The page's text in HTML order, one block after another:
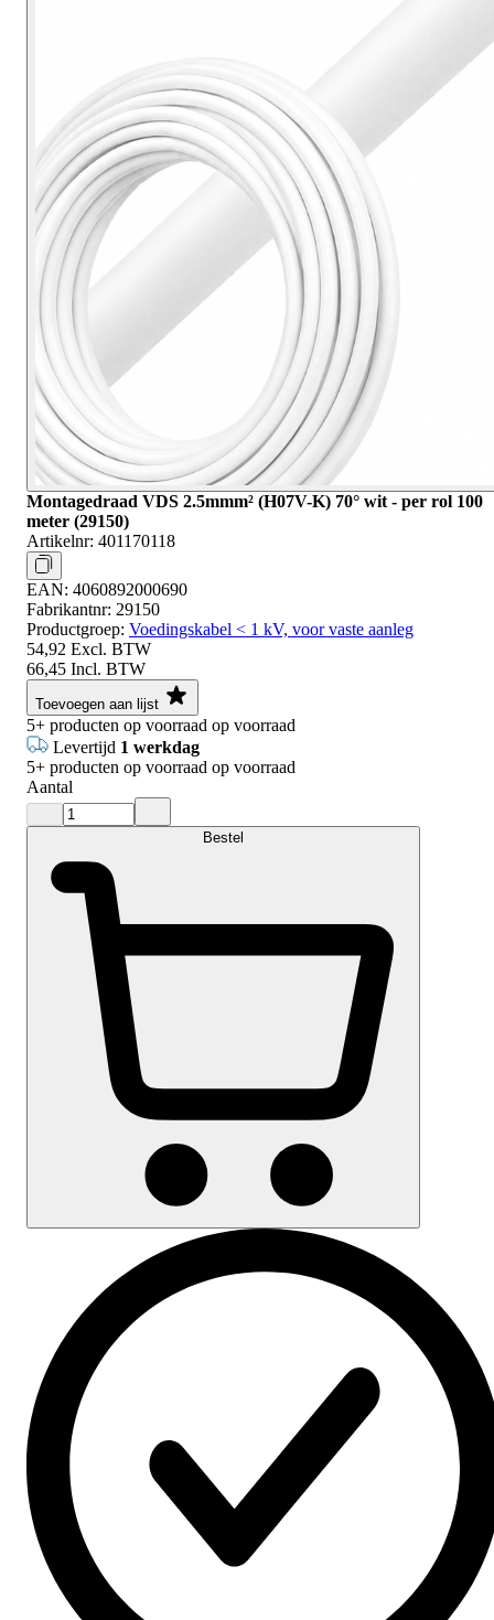
Montagedraad VDS 2.5mmm² (H07V-K) 70° wit - per rol 100
meter (29150)
Artikelnr: 401170118
EAN: 4060892000690
Fabrikantnr: 29150
Productgroep: Voedingskabel < 1 kV, voor vaste aanleg
54,92 Excl. BTW
66,45 Incl. BTW
Toevoegen aan lijst
5+ producten op voorraad op voorraad
Levertijd 1 werkdag
5+ producten op voorraad op voorraad
Aantal
Bestel